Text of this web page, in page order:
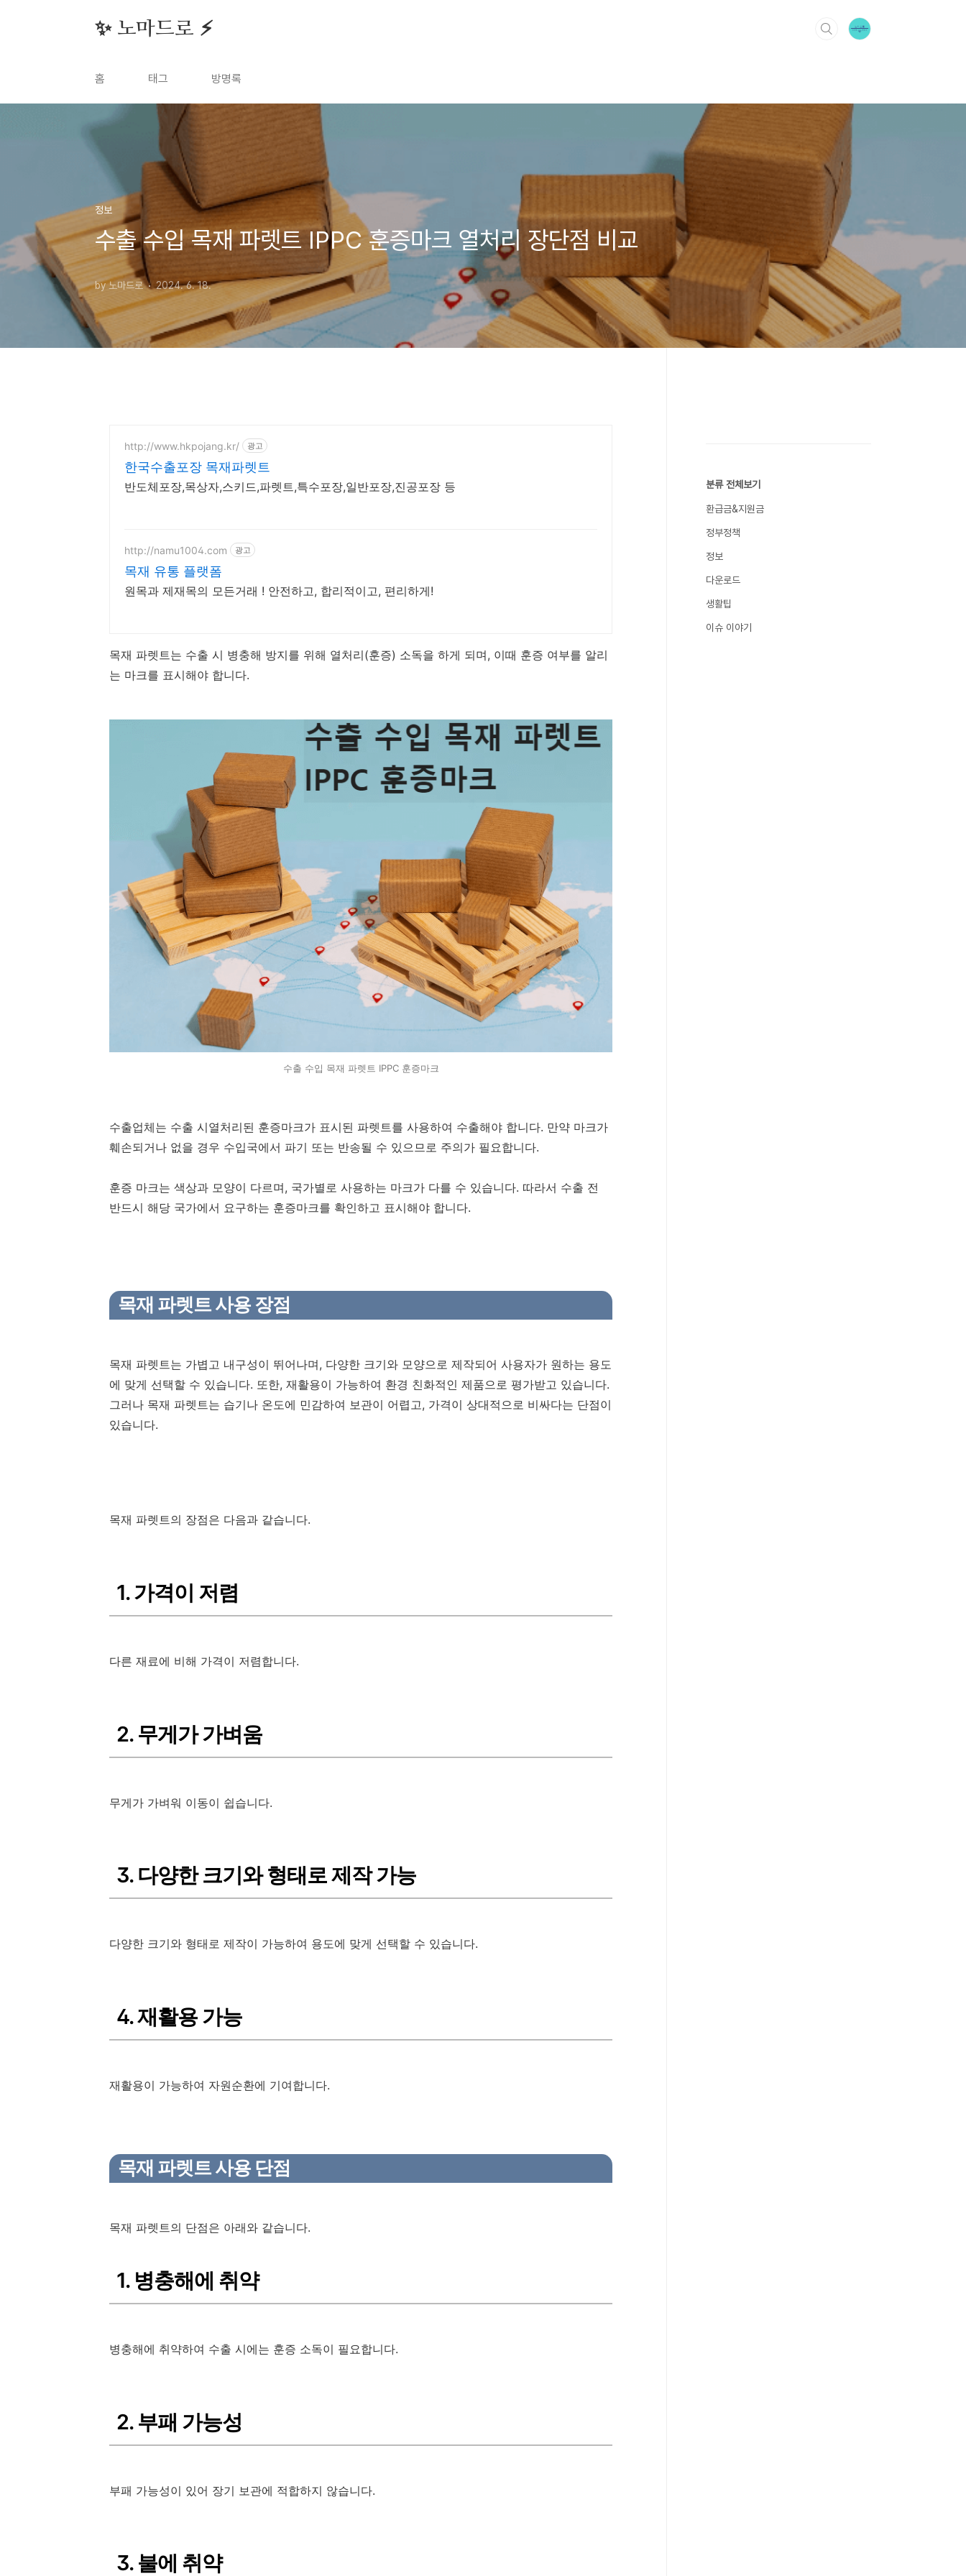
✨ 노마드로 ⚡️
홈 태그 방명록
정보
수출 수입 목재 파렛트 IPPC 훈증마크 열처리 장단점 비교
by 노마드로 2024. 6. 18.
http://www.hkpojang.kr/ 광고
한국수출포장 목재파렛트
반도체포장,목상자,스키드,파렛트,특수포장,일반포장,진공포장 등
http://namu1004.com 광고
목재 유통 플랫폼
원목과 제재목의 모든거래 ! 안전하고, 합리적이고, 편리하게!
목재 파렛트는 수출 시 병충해 방지를 위해 열처리(훈증) 소독을 하게 되며, 이때 훈증 여부를 알리
는 마크를 표시해야 합니다.
수출 수입 목재 파렛트 IPPC 훈증마크
수출업체는 수출 시열처리된 훈증마크가 표시된 파렛트를 사용하여 수출해야 합니다. 만약 마크가
훼손되거나 없을 경우 수입국에서 파기 또는 반송될 수 있으므로 주의가 필요합니다.
훈증 마크는 색상과 모양이 다르며, 국가별로 사용하는 마크가 다를 수 있습니다. 따라서 수출 전
반드시 해당 국가에서 요구하는 훈증마크를 확인하고 표시해야 합니다.
목재 파렛트 사용 장점
목재 파렛트는 가볍고 내구성이 뛰어나며, 다양한 크기와 모양으로 제작되어 사용자가 원하는 용도
에 맞게 선택할 수 있습니다. 또한, 재활용이 가능하여 환경 친화적인 제품으로 평가받고 있습니다.
그러나 목재 파렛트는 습기나 온도에 민감하여 보관이 어렵고, 가격이 상대적으로 비싸다는 단점이
있습니다.
목재 파렛트의 장점은 다음과 같습니다.
1. 가격이 저렴
다른 재료에 비해 가격이 저렴합니다.
2. 무게가 가벼움
무게가 가벼워 이동이 쉽습니다.
3. 다양한 크기와 형태로 제작 가능
다양한 크기와 형태로 제작이 가능하여 용도에 맞게 선택할 수 있습니다.
4. 재활용 가능
재활용이 가능하여 자원순환에 기여합니다.
목재 파렛트 사용 단점
목재 파렛트의 단점은 아래와 같습니다.
1. 병충해에 취약
병충해에 취약하여 수출 시에는 훈증 소독이 필요합니다.
2. 부패 가능성
부패 가능성이 있어 장기 보관에 적합하지 않습니다.
3. 불에 취약
분류 전체보기
환급금&지원금
정부정책
정보
다운로드
생활팁
이슈 이야기